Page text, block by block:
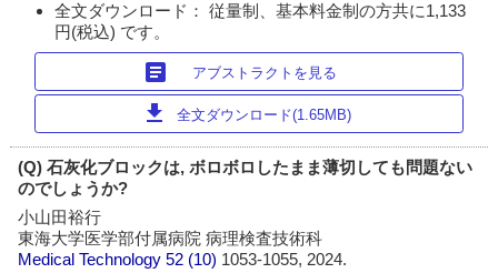
全文ダウンロード： 従量制、基本料金制の方共に1,133
円(税込) です。
article アブストラクトを見る
download 全文ダウンロード(1.65MB)
(Q) 石灰化ブロックは, ボロボロしたまま薄切しても問題ない
のでしょうか?
小山田裕行
東海大学医学部付属病院 病理検査技術科
Medical Technology 52 (10) 1053-1055, 2024.